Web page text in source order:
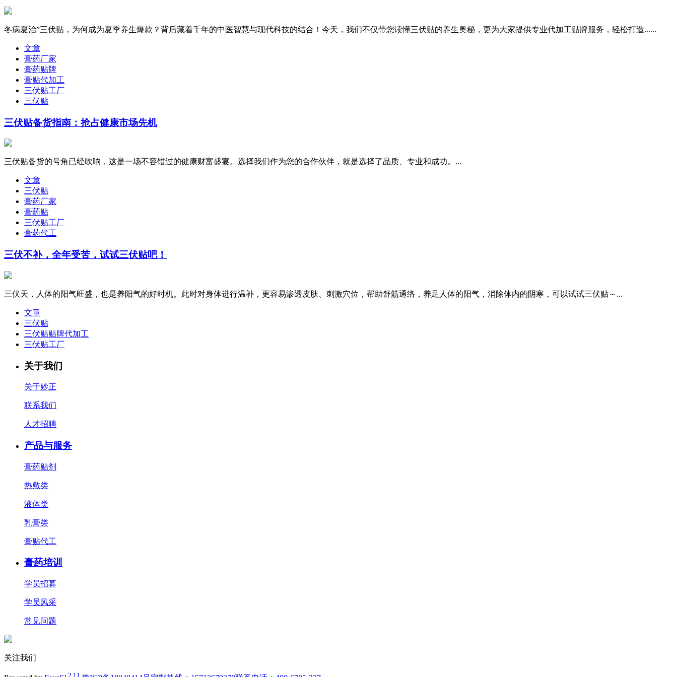
冬病夏治”三伏贴，为何成为夏季养生爆款？背后藏着千年的中医智慧与现代科技的结合！今天，我们不仅带您读懂三伏贴的养生奥秘，更为大家提供专业代加工贴牌服务，轻松打造......
文章
膏药厂家
膏药贴牌
膏贴代加工
三伏贴工厂
三伏贴
三伏贴备货指南：抢占健康市场先机
三伏贴备货的号角已经吹响，这是一场不容错过的健康财富盛宴。选择我们作为您的合作伙伴，就是选择了品质、专业和成功。...
文章
三伏贴
膏药厂家
膏药贴
三伏贴工厂
膏药代工
三伏不补，全年受苦，试试三伏贴吧！
三伏天，人体的阳气旺盛，也是养阳气的好时机。此时对身体进行温补，更容易渗透皮肤、刺激穴位，帮助舒筋通络，养足人体的阳气，消除体内的阴寒，可以试试三伏贴～...
文章
三伏贴
三伏贴贴牌代加工
三伏贴工厂
关于我们
关于妙正
联系我们
人才招聘
产品与服务
膏药贴剂
热敷类
液体类
乳膏类
膏贴代工
膏药培训
学员招募
学员风采
常见问题
关注我们
2.11